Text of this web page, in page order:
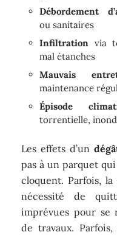
Débordement
ou sanitaires
Infiltration via
mal étanches
Mauvais
maintenance
Épisode
torrentielle,
Les effets d’un
pas à un parquet
cloquent. Parfois,
nécessité de
imprévues pour se
de travaux.